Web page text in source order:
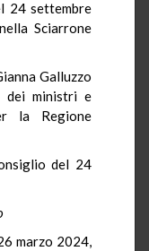
24 settembre
Sciarrone
Galluzzo
dei ministri e
la Regione
del 24
marzo 2024,